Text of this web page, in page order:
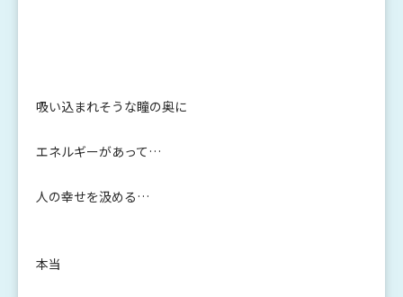
吸い込まれそうな瞳の奥に
エネルギーがあって…
人の幸せを汲める…
本当